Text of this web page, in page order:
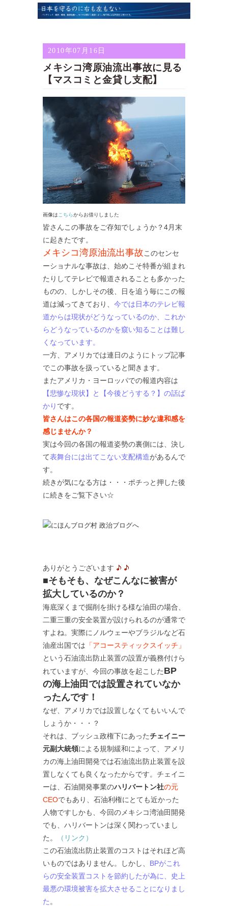
2010年07月16日
メキシコ湾原油流出事故に見る
【マスコミと金貸し支配】
画像は こちらからお借りしました
皆さんこの事故をご存知でしょうか？4月末
に起きたです。
メキシコ湾原油流出事故このセンセ
ーショナルな事故は、始めこそ特番が組まれ
たりしてテレビで報道されることも多かった
ものの、しかしその後、日を追う毎にこの報
道は減ってきており、 今では日本のテレビ報
道からは現状がどうなっているのか、これか
らどうなっているのかを窺い知ることは難し
くなっています。
一方、アメリカでは連日のようにトップ記事
でこの事故を扱っていると聞きます。
またアメリカ・ヨーロッパでの報道内容は
【悲惨な現状】と【今後どうする？】の話ば
かり です。
皆さんはこの各国の報道姿勢に妙な違和感を
感じませんか？
実は今回の各国の報道姿勢の裏側には、決し
て表舞台には出てこない支配構造があるんで
す。
続きが気になる方は・・・ポチっと押した後
に続きをご覧下さい☆
ありがとうございます
■そもそも、なぜこんなに被害が
拡大しているのか？
海底深くまで掘削を掛ける様な油田の場合、
二重三重の安全装置が設けられるのが通常で
すよね。実際にノルウェーやブラジルなど石
油産出国では 「アコースティックスイッチ」
という石油流出防止装置の設置が義務付けら
れていますが、今回の事故を起こしたBP
の海上油田では設置されていなか
ったんです！
なぜ、アメリカでは設置しなくてもいいんで
しょうか・・・？
それは、ブッシュ政権下にあったチェイニー
元副大統領による規制緩和によって、アメリ
カの海上油田開発では石油流出防止装置を設
置しなくても良くなったからです。チェイニ
ーは、石油開発事業のハリバートン社の元
CEOでもあり、石油利権にとても近かった
人物ですしかも、今回のメキシコ湾油田開発
でも、ハリバートンは深く関わっていまし
た。
（リンク）
この石油流出防止装置のコストはそれほど高
いものではありません。しかし、 BPがこれ
らの安全装置コストを節約したが為に、史上
最悪の環境被害を拡大させることになりまし
た 。